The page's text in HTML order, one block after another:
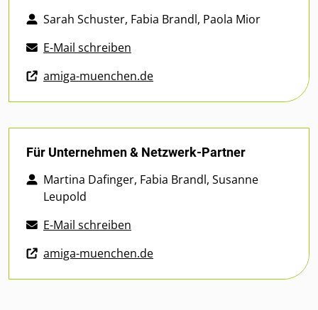
Sarah Schuster, Fabia Brandl, Paola Mior
E-Mail schreiben
amiga-muenchen.de
Für Unternehmen & Netzwerk-Partner
Martina Dafinger, Fabia Brandl, Susanne
Leupold
E-Mail schreiben
amiga-muenchen.de